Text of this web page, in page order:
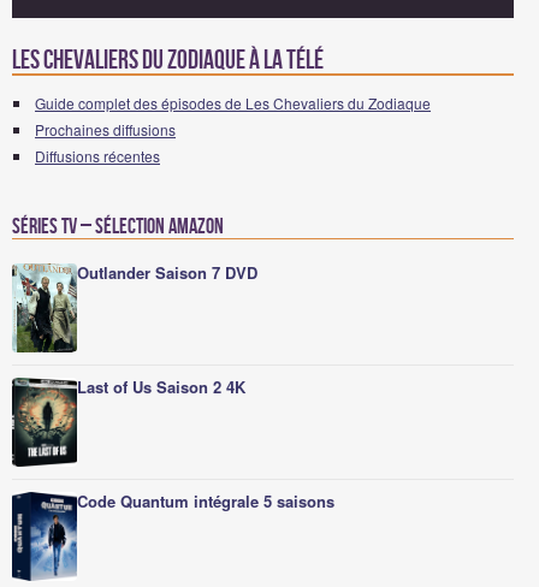
Les Chevaliers du Zodiaque à la télé
Guide complet des épisodes de Les Chevaliers du Zodiaque
Prochaines diffusions
Diffusions récentes
Séries TV – Sélection Amazon
Outlander Saison 7 DVD
Last of Us Saison 2 4K
Code Quantum intégrale 5 saisons